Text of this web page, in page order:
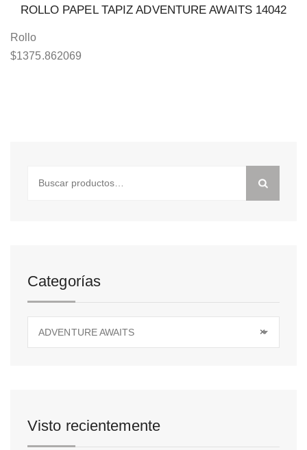
ROLLO PAPEL TAPIZ ADVENTURE AWAITS 14042
Rollo
$1375.862069
Categorías
×
ADVENTURE AWAITS
Visto recientemente